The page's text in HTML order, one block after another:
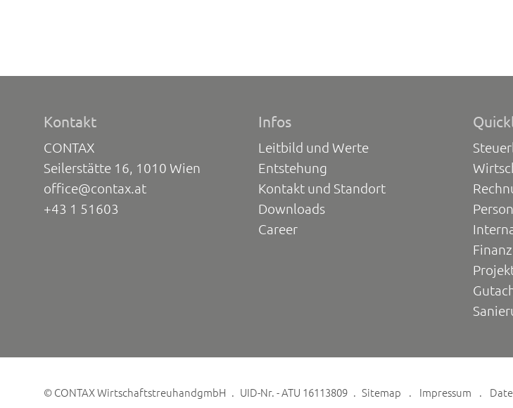
Kontakt
CONTAX
Seilerstätte 16, 1010 Wien
office@contax.at
+43 1 51603
Infos
Leitbild und Werte
Entstehung
Kontakt und Standort
Downloads
Career
© CONTAX WirtschaftstreuhandgmbH UID-Nr. - ATU 16113809 Sitemap Impressum